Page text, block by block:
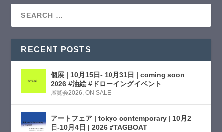
RECENT POSTS
個展 | 10月15日- 10月31日 | coming soon
2026 #油絵 #ドローイングイベント
展覧会2026,ON SALE
アートフェア | tokyo contemporary | 10月2
日-10月4日 | 2026 #TAGBOAT